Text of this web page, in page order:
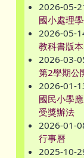
2026-05-
國小處理
2026-05-
教科書版本
2026-03-
第2學期公
2026-01-
國民小學
受獎辦法
2026-01-
行事曆
2025-10-